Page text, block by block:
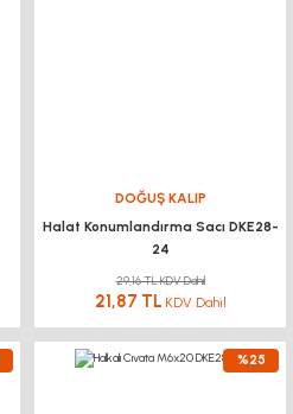
DOĞUŞ KALIP
Halat Konumlandırma Sacı DKE28-
24
29,16 TL KDV Dahil
21,87 TL KDV Dahil
%25